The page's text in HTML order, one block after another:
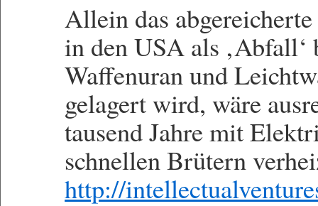
Allein das
in den USA als
Waffenuran und
gelagert wird, wäre
tausend Jahre mit
schnellen Brütern
http://